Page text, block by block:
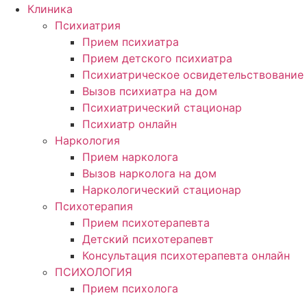
Клиника
Психиатрия
Прием психиатра
Прием детского психиатра
Психиатрическое освидетельствование
Вызов психиатра на дом
Психиатрический стационар
Психиатр онлайн
Наркология
Прием нарколога
Вызов нарколога на дом
Наркологический стационар
Психотерапия
Прием психотерапевта
Детский психотерапевт
Консультация психотерапевта онлайн
ПСИХОЛОГИЯ
Прием психолога